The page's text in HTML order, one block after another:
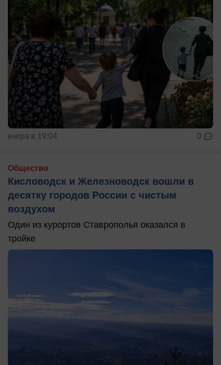
вчера в 19:04 0
Общество
Кисловодск и Железноводск вошли в
десятку городов России с чистым
воздухом
Один из курортов Ставрополья оказался в
тройке